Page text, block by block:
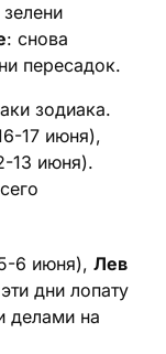
: снова
пересадок.
зодиака.
17 июня),
13 июня).
6 июня), Лев
дни лопату
делами на